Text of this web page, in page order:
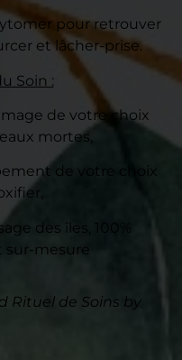
pour retrouver
et lâcher-prise.
Soin :
de votre choix
mortes,
de votre choix
des îles, 100%
mesure
Rituel de Soins by